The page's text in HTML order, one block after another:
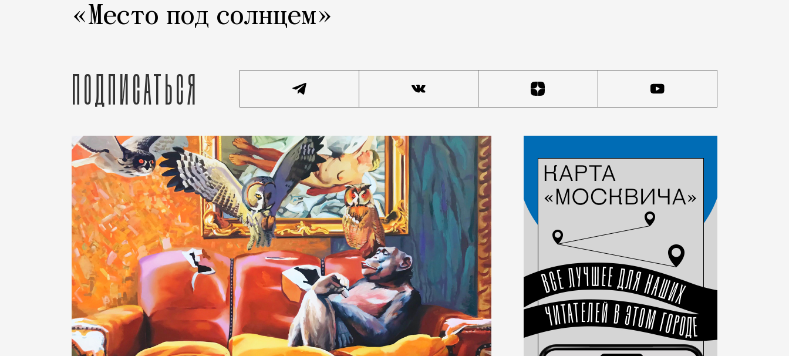
«Место под солнцем»
Подписаться